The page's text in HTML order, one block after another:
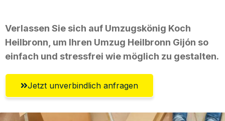
Verlassen Sie sich auf Umzugskönig Koch
Heilbronn, um Ihren Umzug Heilbronn Gijón so
einfach und stressfrei wie möglich zu gestalten.
Jetzt unverbindlich anfragen